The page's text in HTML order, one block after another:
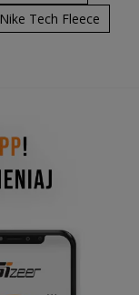
Nike Tech Fleece